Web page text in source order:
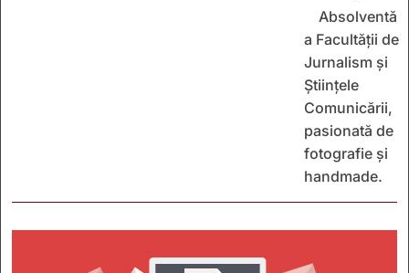
Absolventă
a Facultății de
Jurnalism și
Științele
Comunicării,
pasionată de
fotografie și
handmade.